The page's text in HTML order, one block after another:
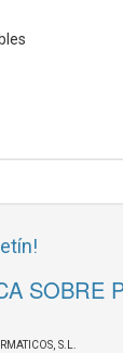
SOBRE
S.L.